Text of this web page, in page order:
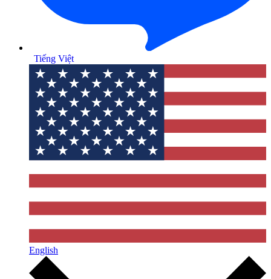
Tiếng Việt
English